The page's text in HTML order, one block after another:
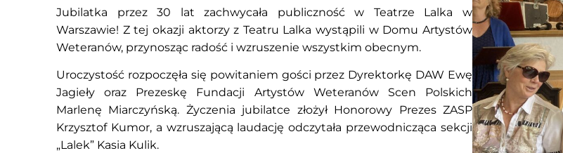
Jubilatka przez 30 lat zachwycała publiczność w Teatrze Lalka w
Warszawie! Z tej okazji aktorzy z Teatru Lalka wystąpili w Domu Artystów
Weteranów, przynosząc radość i wzruszenie wszystkim obecnym.
Uroczystość rozpoczęła się powitaniem gości przez Dyrektorkę DAW Ewę
Jagieły oraz Prezeskę Fundacji Artystów Weteranów Scen Polskich
Marlenę Miarczyńską. Życzenia jubilatce złożył Honorowy Prezes ZASP
Krzysztof Kumor, a wzruszającą laudację odczytała przewodnicząca sekcji
„Lalek” Kasia Kulik.